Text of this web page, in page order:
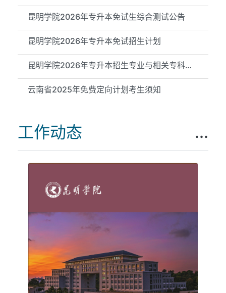
昆明学院2026年专升本免试生综合测试公告
昆明学院2026年专升本免试招生计划
昆明学院2026年专升本招生专业与相关专科专业对应关系公示
云南省2025年免费定向计划考生须知
工作动态 ...